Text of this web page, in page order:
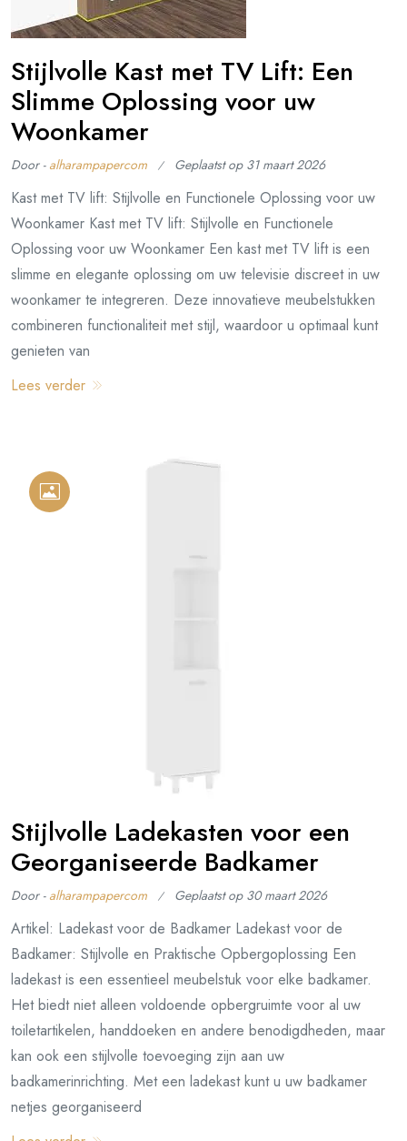
Stijlvolle Kast met TV Lift: Een
Slimme Oplossing voor uw
Woonkamer
Door - alharampapercom Geplaatst op 31 maart 2026
Kast met TV lift: Stijlvolle en Functionele Oplossing voor uw
Woonkamer Kast met TV lift: Stijlvolle en Functionele
Oplossing voor uw Woonkamer Een kast met TV lift is een
slimme en elegante oplossing om uw televisie discreet in uw
woonkamer te integreren. Deze innovatieve meubelstukken
combineren functionaliteit met stijl, waardoor u optimaal kunt
genieten van
Lees verder
Stijlvolle Ladekasten voor een
Georganiseerde Badkamer
Door - alharampapercom Geplaatst op 30 maart 2026
Artikel: Ladekast voor de Badkamer Ladekast voor de
Badkamer: Stijlvolle en Praktische Opbergoplossing Een
ladekast is een essentieel meubelstuk voor elke badkamer.
Het biedt niet alleen voldoende opbergruimte voor al uw
toiletartikelen, handdoeken en andere benodigdheden, maar
kan ook een stijlvolle toevoeging zijn aan uw
badkamerinrichting. Met een ladekast kunt u uw badkamer
netjes georganiseerd